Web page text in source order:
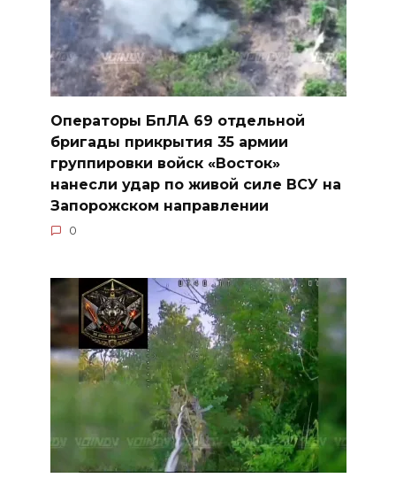
Операторы БпЛА 69 отдельной
бригады прикрытия 35 армии
группировки войск «Восток»
нанесли удар по живой силе ВСУ на
Запорожском направлении
0